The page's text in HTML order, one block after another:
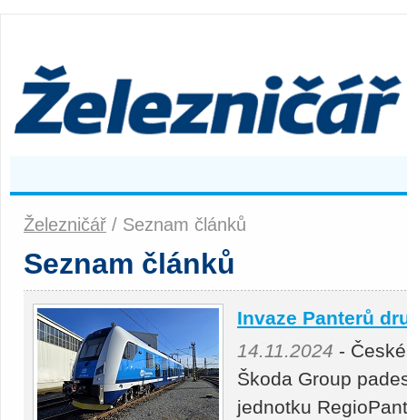
Železničář / Seznam článků
Seznam článků
Invaze Panterů
14.11.2024 -
Škoda Group
jednotku